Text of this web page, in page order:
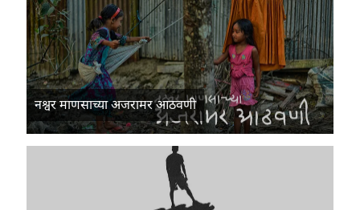
नश्वर माणसाच्या अजरामर आठवणी